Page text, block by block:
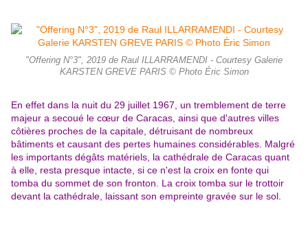
"Offering N°3", 2019 de Raul ILLARRAMENDI - Courtesy Galerie
KARSTEN GREVE PARIS © Photo Éric Simon
En effet dans la nuit du 29 juillet 1967, un tremblement de terre
majeur a secoué le cœur de Caracas, ainsi que d'autres villes
côtières proches de la capitale, détruisant de nombreux
bâtiments et causant des pertes humaines considérables. Malgré
les importants dégâts matériels, la cathédrale de Caracas quant
à elle, resta presque intacte, si ce n'est la croix en fonte qui
tomba du sommet de son fronton. La croix tomba sur le trottoir
devant la cathédrale, laissant son empreinte gravée sur le sol.